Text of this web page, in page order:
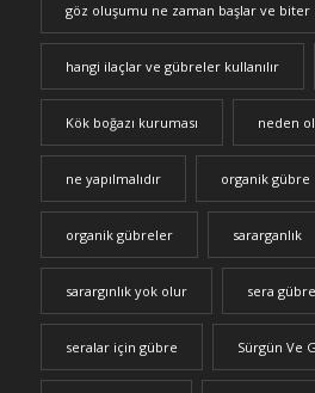
göz oluşumu ne zaman başlar ve biter
hangi ilaçlar ve gübreler kullanılır
Kök boğazı kuruması neden
ne yapılmalıdır organik gübre
organik gübreler sararganlık
sarargınlık yok olur sera
seralar için gübre Sürgün Ve